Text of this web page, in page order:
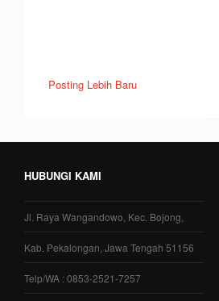
Posting Lebih Baru
HUBUNGI KAMI
Jl. Raya Wangandowo, Kec. Bojong,
Kab. Pekalongan, Jawa Tengah 51156
Telp/WA : 0853-2521-7257